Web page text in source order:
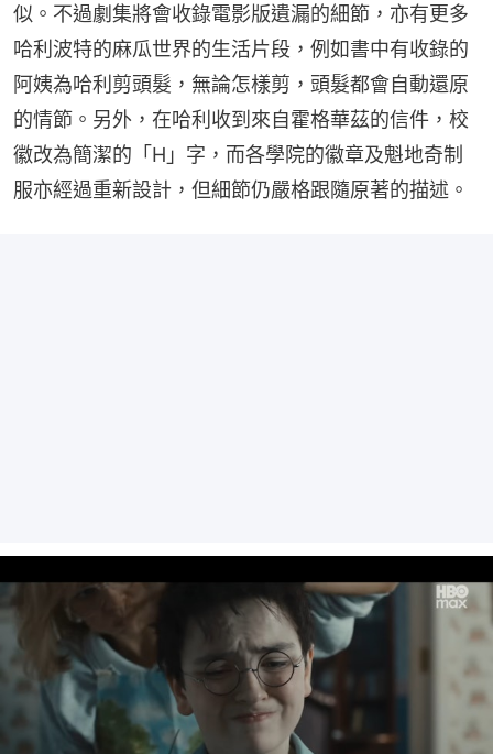
似。不過劇集將會收錄電影版遺漏的細節，亦有更多
哈利波特的麻瓜世界的生活片段，例如書中有收錄的
阿姨為哈利剪頭髮，無論怎樣剪，頭髮都會自動還原
的情節。另外，在哈利收到來自霍格華茲的信件，校
徽改為簡潔的「H」字，而各學院的徽章及魁地奇制
服亦經過重新設計，但細節仍嚴格跟隨原著的描述。